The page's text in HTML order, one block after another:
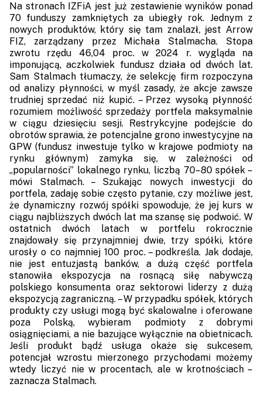
Na stronach IZFiA jest już zestawienie wyników ponad
70 funduszy zamkniętych za ubiegły rok. Jednym z
nowych produktów, który się tam znalazł, jest Arrow
FIZ, zarządzany przez Michała Stalmacha. Stopa
zwrotu rzędu 46,04 proc. w 2024 r. wygląda na
imponującą, aczkolwiek fundusz działa od dwóch lat.
Sam Stalmach tłumaczy, że selekcję firm rozpoczyna
od analizy płynności, w myśl zasady, że akcje zawsze
trudniej sprzedać niż kupić. – Przez wysoką płynność
rozumiem możliwość sprzedaży portfela maksymalnie
w ciągu dziesięciu sesji. Restrykcyjne podejście do
obrotów sprawia, że potencjalne grono inwestycyjne na
GPW (fundusz inwestuje tylko w krajowe podmioty na
rynku głównym) zamyka się, w zależności od
„popularności” lokalnego rynku, liczbą 70–80 spółek –
mówi Stalmach. – Szukając nowych inwestycji do
portfela, zadaję sobie często pytanie, czy możliwe jest,
że dynamiczny rozwój spółki spowoduje, że jej kurs w
ciągu najbliższych dwóch lat ma szansę się podwoić. W
ostatnich dwóch latach w portfelu rokrocznie
znajdowały się przynajmniej dwie, trzy spółki, które
urosły o co najmniej 100 proc. – podkreśla. Jak dodaje,
nie jest entuzjastą banków, a dużą część portfela
stanowiła ekspozycja na rosnącą siłę nabywczą
polskiego konsumenta oraz sektorowi liderzy z dużą
ekspozycją zagraniczną. – W przypadku spółek, których
produkty czy usługi mogą być skalowalne i oferowane
poza Polską, wybieram podmioty z dobrymi
osiągnięciami, a nie bazujące wyłącznie na obietnicach.
Jeśli produkt bądź usługa okaże się sukcesem,
potencjał wzrostu mierzonego przychodami możemy
wtedy liczyć nie w procentach, ale w krotnościach –
zaznacza Stalmach.